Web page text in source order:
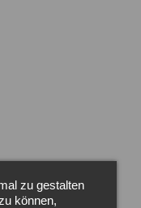
zu gestalten
können,